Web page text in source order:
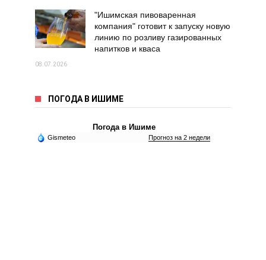
"Ишимская пивоваренная
компания" готовит к запуску новую
линию по розливу газированных
напитков и кваса
08.07.2026
ПОГОДА В ИШИМЕ
Погода в Ишиме
Gismeteo Прогноз на 2 недели